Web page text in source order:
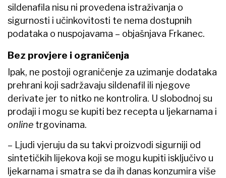
sildenafila nisu ni provedena istraživanja o
sigurnosti i učinkovitosti te nema dostupnih
podataka o nuspojavama – objašnjava Frkanec.
Bez provjere i ograničenja
Ipak, ne postoji ograničenje za uzimanje dodataka
prehrani koji sadržavaju sildenafil ili njegove
derivate jer to nitko ne kontrolira. U slobodnoj su
prodaji i mogu se kupiti bez recepta u ljekarnama i
online trgovinama.
– Ljudi vjeruju da su takvi proizvodi sigurniji od
sintetičkih lijekova koji se mogu kupiti isključivo u
ljekarnama i smatra se da ih danas konzumira više